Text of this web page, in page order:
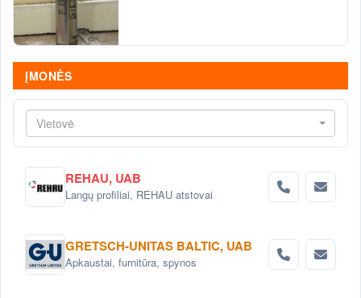
ĮMONĖS
Vietovė
REHAU, UAB
Langų profiliai, REHAU atstovai
GRETSCH-UNITAS BALTIC, UAB
Apkaustai, furnitūra, spynos